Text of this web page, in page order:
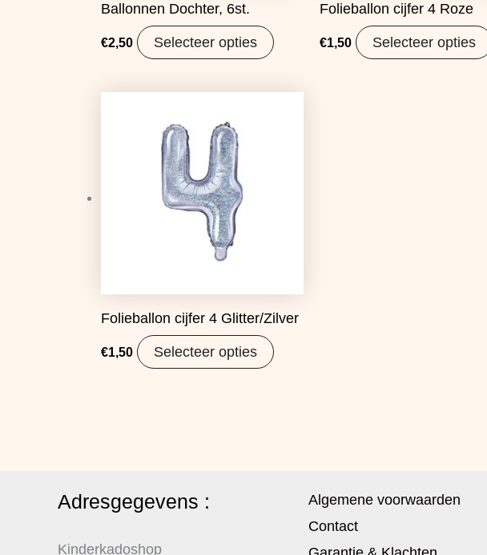
Ballonnen Dochter, 6st.
€2,50 Selecteer opties
Folieballon cijfer 4 Roze
€1,50 Selecteer opties
Folieballon cijfer 4 Glitter/Zilver
€1,50 Selecteer opties
Adresgegevens :
Kinderkadoshop
Algemene voorwaarden
Contact